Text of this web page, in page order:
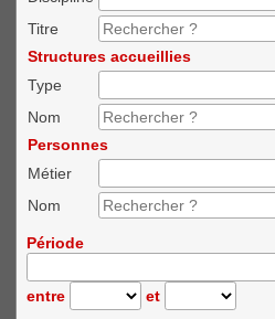
Titre
Structures accueillies
Type
Nom
Personnes
Métier
Nom
Période
entre et